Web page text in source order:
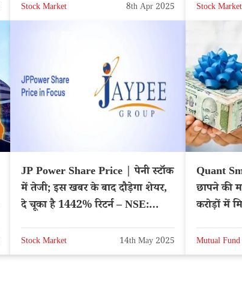
Stock Market 8th Apr 2025 Stock Market
JP Power Share Price | पेनी स्टॉक
में तेजी; इस खबर के बाद दौड़ेगा शेयर,
दे चूका है 1442% रिटर्न – NSE:
Stock Market 14th May 2025
Quant
छापने की
करोड़ों में
Mutual Fund